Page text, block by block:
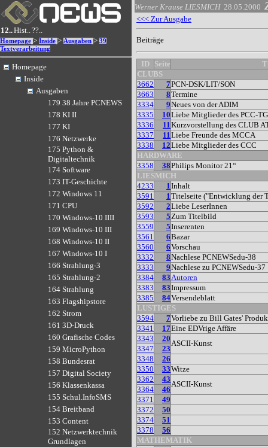
12..Hist..??..
Homepage > Inside > Ausgaben > 39
Textverarbeitung
Homepage
Inside
Ausgaben
179 38 Jahre PCNEWS
178 KI II
177 KI
176 Netzwerke
175 Python &
Digitaltechnik
174 Software
173 IT-Geschichte
172 Windows 11
171 CPU
170 Windows-10 IIII
169 Windows-10 III
168 Windows-10 II
167 Windows-10 I
166 Strahlung-3
165 Strahlung-2
164 Strahlung
163 Flagshipstore
162 Strom
161 3D-Druck
160 Grafische Codes
159 MicroPython
158 Bundesrat
157 Digital Society
156 Klassenkassa
155 Schul.InfoSMS
154 Breitband
153 Content
152 Netzwerktechnik
Grundlagen
Werner Krause LIESMICH 28.05.2000
<<< Zur Ausgabe
Beiträge
ID Seite
CLUBS
3662
7PCN-DSK/LIT/SON
3663
8Termine
3334
9Neues von der ADIM
3335
10Liebe Mitglieder des PCC-
3336
11Kurzvorstellung des CLUB
3337
11Liebe Freunde des MCCA
3338
12Liebe Mitglieder des CCC
HARDWARE
3358
38Philips Monitor 21“
LIESMICH
4233
1Inhalt
3591
1Titelseite ("Entwicklung der
3592
2Liebe LeserInnen
3593
5Zum Titelbild
3559
5Inserenten
3561
6Bazar
3560
6Vorschau
3332
8Nachlese PCNEWSedu-38
3333
9Nachlese zu PCNEWSedu-37
3384
83Autoren
3383
83Impressum
3385
84Versendeblatt
LUSTIGES
3594
7Vorliebe zu Bill Gates'
3341
17Eine EDVrige Affäre
3343
20
ASCII-Kunst
3347
23
3348
26
3350
33Witze
3362
43
ASCII-Kunst
3364
46
3371
49
3372
50
3374
51
3378
56
MATHEMATIK